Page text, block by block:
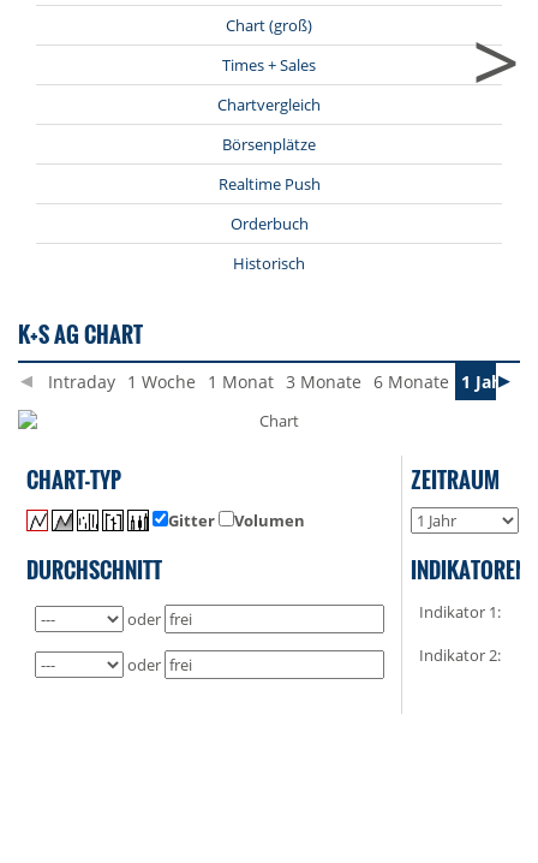
Chart (groß)
Times + Sales
Chartvergleich
Börsenplätze
Realtime Push
Orderbuch
Historisch
>
K+S AG CHART
Intraday 1 Woche 1 Monat 3 Monate 6 Monate 1 Jahr
CHART-TYP
Gitter Volumen
ZEITRAUM
DURCHSCHNITT
oder
oder
INDIKATOREN
Indikator 1:
Indikator 2: